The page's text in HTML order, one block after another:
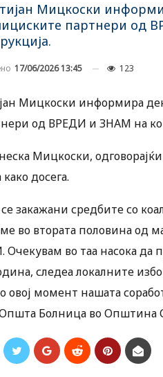
Мицкоски
партнери од
17/06/2026 13:45 123
Мицкоски информира
од ВРЕДИ и ЗНАМ на кои
Мицкоски,
досега.
се закажани средбите со
во втората половина од
Очекувам во таа насока
следеа локалните
овој момент нашата
Болница во Општина